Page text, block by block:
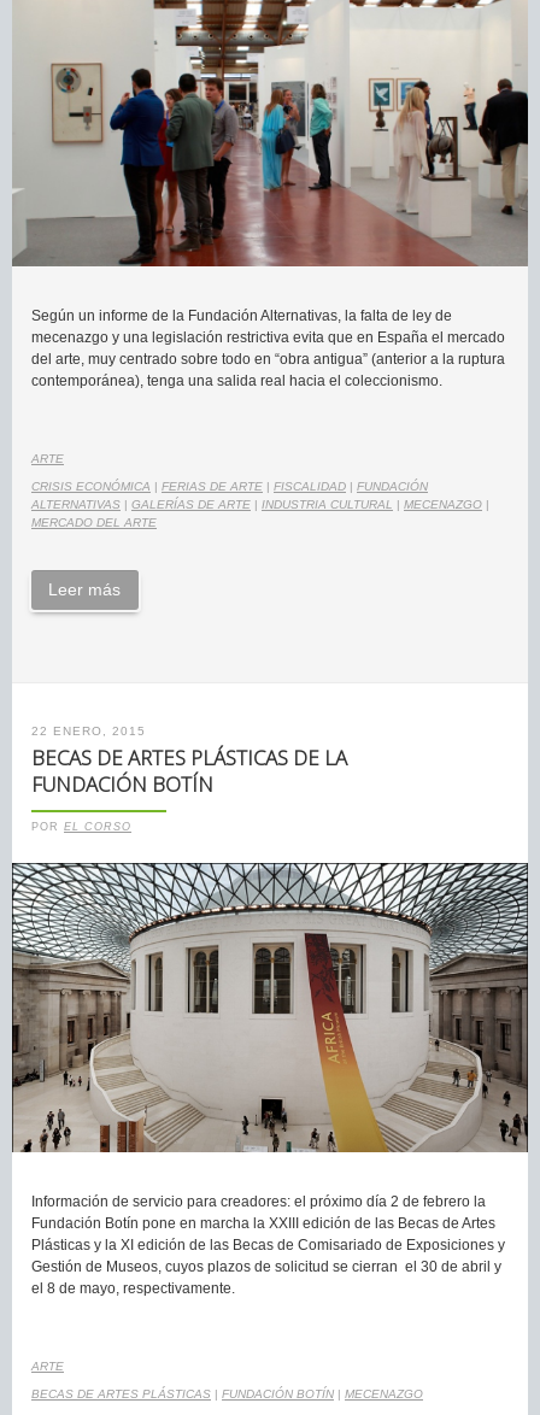
Según un informe de la Fundación Alternativas, la falta de ley de
mecenazgo y una legislación restrictiva evita que en España el mercado
del arte, muy centrado sobre todo en “obra antigua” (anterior a la ruptura
contemporánea), tenga una salida real hacia el coleccionismo.
ARTE
CRISIS ECONÓMICA | FERIAS DE ARTE | FISCALIDAD | FUNDACIÓN
ALTERNATIVAS | GALERÍAS DE ARTE | INDUSTRIA CULTURAL | MECENAZGO |
MERCADO DEL ARTE
Leer más
22 ENERO, 2015
BECAS DE ARTES PLÁSTICAS DE LA
FUNDACIÓN BOTÍN
POR EL CORSO
Información de servicio para creadores: el próximo día 2 de febrero la
Fundación Botín pone en marcha la XXIII edición de las Becas de Artes
Plásticas y la XI edición de las Becas de Comisariado de Exposiciones y
Gestión de Museos, cuyos plazos de solicitud se cierran el 30 de abril y
el 8 de mayo, respectivamente.
ARTE
BECAS DE ARTES PLÁSTICAS | FUNDACIÓN BOTÍN | MECENAZGO